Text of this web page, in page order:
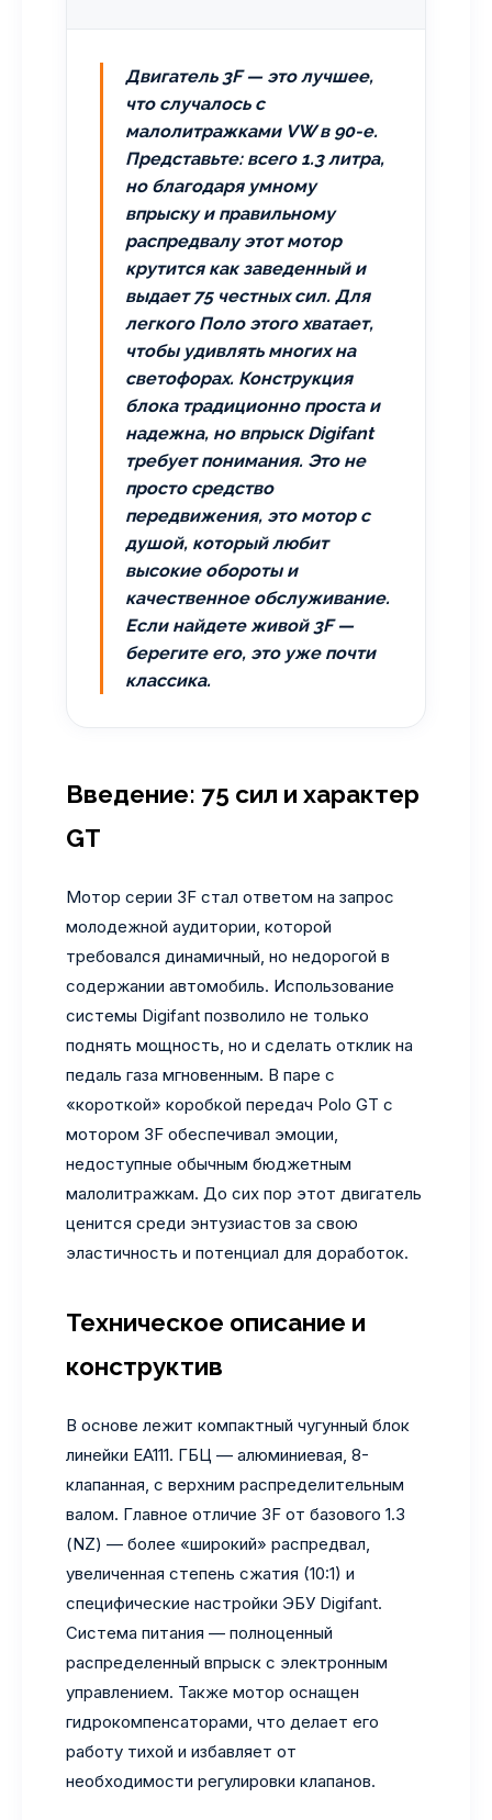
Двигатель 3F — это лучшее,
что случалось с
малолитражками VW в 90-е.
Представьте: всего 1.3 литра,
но благодаря умному
впрыску и правильному
распредвалу этот мотор
крутится как заведенный и
выдает 75 честных сил. Для
легкого Поло этого хватает,
чтобы удивлять многих на
светофорах. Конструкция
блока традиционно проста и
надежна, но впрыск Digifant
требует понимания. Это не
просто средство
передвижения, это мотор с
душой, который любит
высокие обороты и
качественное обслуживание.
Если найдете живой 3F —
берегите его, это уже почти
классика.
Введение: 75 сил и характер
GT
Мотор серии 3F стал ответом на запрос
молодежной аудитории, которой
требовался динамичный, но недорогой в
содержании автомобиль. Использование
системы Digifant позволило не только
поднять мощность, но и сделать отклик на
педаль газа мгновенным. В паре с
«короткой» коробкой передач Polo GT с
мотором 3F обеспечивал эмоции,
недоступные обычным бюджетным
малолитражкам. До сих пор этот двигатель
ценится среди энтузиастов за свою
эластичность и потенциал для доработок.
Техническое описание и
конструктив
В основе лежит компактный чугунный блок
линейки EA111. ГБЦ — алюминиевая, 8-
клапанная, с верхним распределительным
валом. Главное отличие 3F от базового 1.3
(NZ) — более «широкий» распредвал,
увеличенная степень сжатия (10:1) и
специфические настройки ЭБУ Digifant.
Система питания — полноценный
распределенный впрыск с электронным
управлением. Также мотор оснащен
гидрокомпенсаторами, что делает его
работу тихой и избавляет от
необходимости регулировки клапанов.